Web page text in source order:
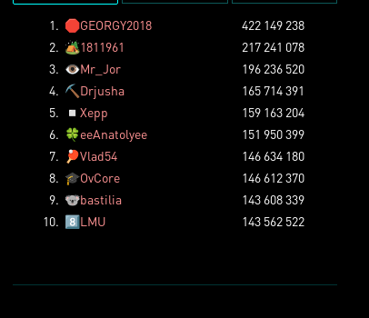
1. 🛑GEORGY2018
422 149 238
2. 🏕️1811961
217 241 078
3. 👁️Mr_Jor
196 236 520
4. ⛏️ Drjusha
165 714 391
5.
◽ Xepp
159 163 204
6. 🍀eeAnatolyee
151 950 399
7.
🏓Vlad54
146 634 180
8. 🎓OvCore
146 612 370
9. 🐨bastilia
143 608 339
10. 8️⃣LMU 143 562 522